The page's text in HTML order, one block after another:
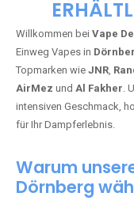
Willkommen bei Vape
Einweg Vapes in
Topmarken wie JNR,
AirMez und Al Fakher.
intensiven Geschmack,
für Ihr Dampferlebnis.
Warum
Dörnberg